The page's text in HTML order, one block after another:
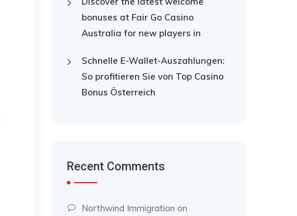
bonuses at Fair Go Casino
Australia for new players in
Schnelle E-Wallet-Auszahlungen:
So profitieren Sie von Top Casino
Bonus Österreich
Recent Comments
Northwind Immigration on